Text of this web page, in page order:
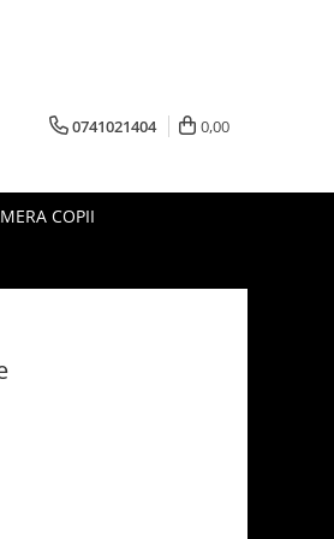
0741021404 0,00
COPII